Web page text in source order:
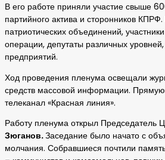
В его работе приняли участие свыше
партийного актива и сторонников
патриотических объединений,
операции, депутаты различных
предприятий.
Ход проведения пленума освещали
средств массовой информации.
телеканал «Красная линия».
Работу пленума открыл Председатель
Зюганов.Заседание было начато с
молчания. Собравшиеся почтили